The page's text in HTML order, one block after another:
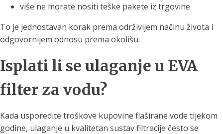
više ne morate nositi teške pakete iz trgovine
To je jednostavan korak prema održivijem načinu života i
odgovornijem odnosu prema okolišu.
Isplati li se ulaganje u EVA
filter za vodu?
Kada usporedite troškove kupovine flaširane vode tijekom
godine, ulaganje u kvalitetan sustav filtracije često se